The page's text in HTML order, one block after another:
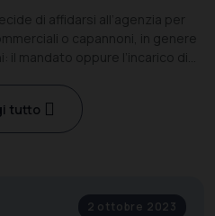
di affidarsi all’agenzia per
o capannoni, in genere
il mandato oppure l’incarico di
tutto
2 ottobre 2023